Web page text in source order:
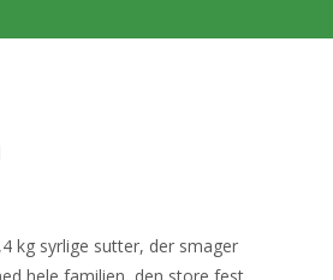
kg syrlige sutter, der smager